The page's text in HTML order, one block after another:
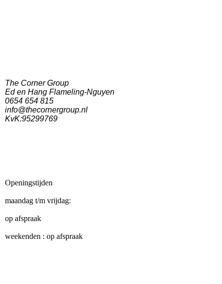
The Corner Group
Ed en Hang Flameling-Nguyen
0654 654 815
info@thecornergroup.nl
KvK:95299769
Openingstijden
maandag t/m vrijdag:
op afspraak
weekenden : op afspraak